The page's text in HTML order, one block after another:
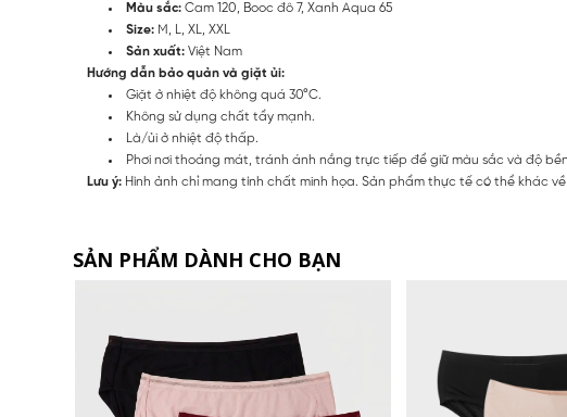
Màu sắc: Cam 120, Booc đô 7, Xanh Aqua 65
Size: M, L, XL, XXL
Sản xuất: Việt Nam
Hướng dẫn bảo quản và giặt ủi:
Giặt ở nhiệt độ không quá 30°C.
Không sử dụng chất tẩy mạnh.
Là/ủi ở nhiệt độ thấp.
Phơi nơi thoáng mát, tránh ánh nắng trực tiếp để giữ màu sắc và độ
Lưu ý: Hình ảnh chỉ mang tính chất minh họa. Sản phẩm thực tế có thể khác
SẢN PHẨM DÀNH CHO BẠN